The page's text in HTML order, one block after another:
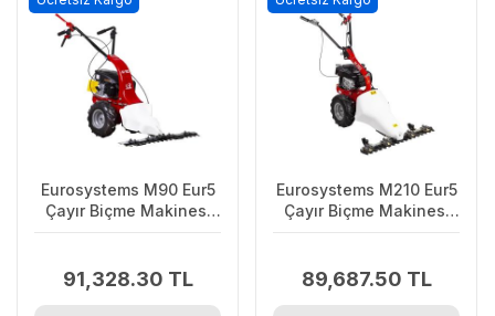
Eurosystems M90 Eur5
Çayır Biçme Makinesi
91,328.30 TL
Eurosystems M210 Eur5
Çayır Biçme Makinesi
89,687.50 TL